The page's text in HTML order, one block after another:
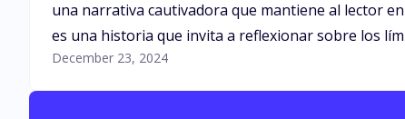
una narrativa cautivadora que mantiene al lector
es una historia que invita a reflexionar sobre los
December 23, 2024